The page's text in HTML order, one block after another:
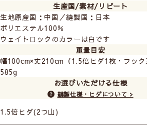
生産国/素材/リピート
生地原産国：中国／縫製国：日本
ポリエステル100％
ウェイトロックのカラーは白です
重量目安
幅100cm×丈210cm（1.5倍ヒダ1枚・フック
585g
お選びいただける仕様
縫製仕様・ヒダについて >
1.5倍ヒダ(2つ山)